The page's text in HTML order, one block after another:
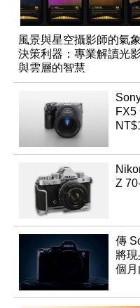
風景與星空攝影師的氣象
決策利器：專業解讀光
與雲層的智慧
App「Atmos」登場
FX5
Z
傳
將
個